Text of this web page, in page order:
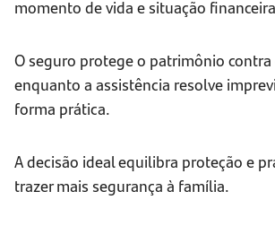
momento de vida e situação
O seguro protege o patrimônio
enquanto a assistência resolve
forma prática.
A decisão ideal equilibra proteção e
trazer mais segurança à família.